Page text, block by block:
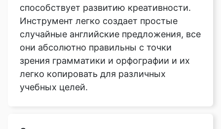
способствует развитию креативности.
Инструмент легко создает простые
случайные английские предложения, все
они абсолютно правильны с точки
зрения грамматики и орфографии и их
легко копировать для различных
учебных целей.